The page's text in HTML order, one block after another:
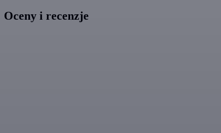
Oceny i recenzje